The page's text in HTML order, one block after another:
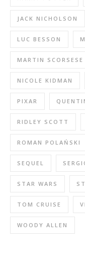
JACK NICHOLSON
LUC BESSON
MARTIN SCORSESE
NICOLE KIDMAN
PIXAR
RIDLEY SCOTT
ROMAN POLAŃSKI
SEQUEL
STAR WARS
TOM CRUISE
WOODY ALLEN